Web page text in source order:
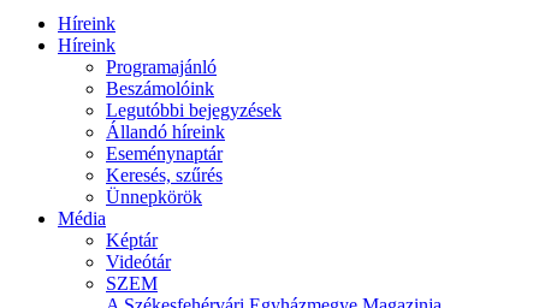
Híreink
Híreink
Programajánló
Beszámolóink
Legutóbbi bejegyzések
Állandó híreink
Eseménynaptár
Keresés, szűrés
Ünnepkörök
Média
Képtár
Videótár
SZEM